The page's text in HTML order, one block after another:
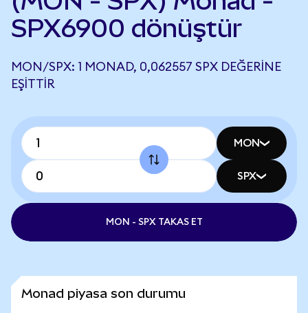
SPX6900 dönüştür
MON/SPX: 1 MONAD, 0,062557 SPX DEĞERINE
EŞITTIR
MON
SPX
MON - SPX TAKAS ET
Monad piyasa son durumu